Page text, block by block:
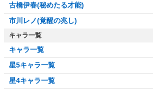
古橋伊春(秘めたる才能)
市川レノ(覚醒の兆し)
キャラ一覧
キャラ一覧
星5キャラ一覧
星4キャラ一覧